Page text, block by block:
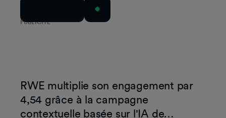
PUBLICITÉ
RWE multiplie son engagement par
4,54 grâce à la campagne
contextuelle basée sur l'IA de